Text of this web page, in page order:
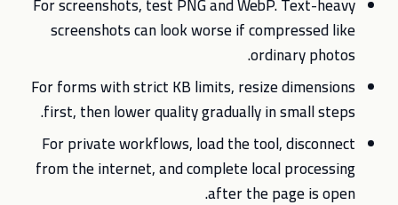
screenshots can look worse if compressed like
ordinary photos.
For forms with strict KB limits, resize dimensions
first, then lower quality gradually in small steps.
For private workflows, load the tool, disconnect
from the internet, and complete local processing
after the page is open.